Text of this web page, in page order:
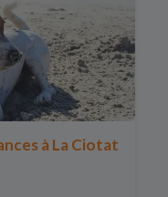
à La Ciotat